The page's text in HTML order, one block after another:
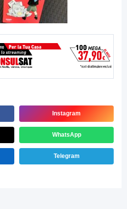
Instagram
WhatsApp
Telegram